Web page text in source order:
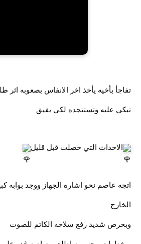
تفاجأ بأخيه يأخذ اخر الانفاس بصعوبه اثر
تبكي عليه وتستنجده لكي يفيق
الاحداث التي حصلت قبل قليل
اتجه عاصم نحو اشاره الجهاز ووجد بوابه
الخارج
وبحرص شديد رفع سلاحه الكاتم للصوت